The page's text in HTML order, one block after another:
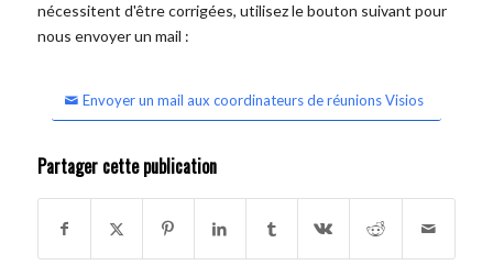
nécessitent d'être corrigées, utilisez le bouton suivant pour
nous envoyer un mail :
Envoyer un mail aux coordinateurs de réunions Visios
Partager cette publication